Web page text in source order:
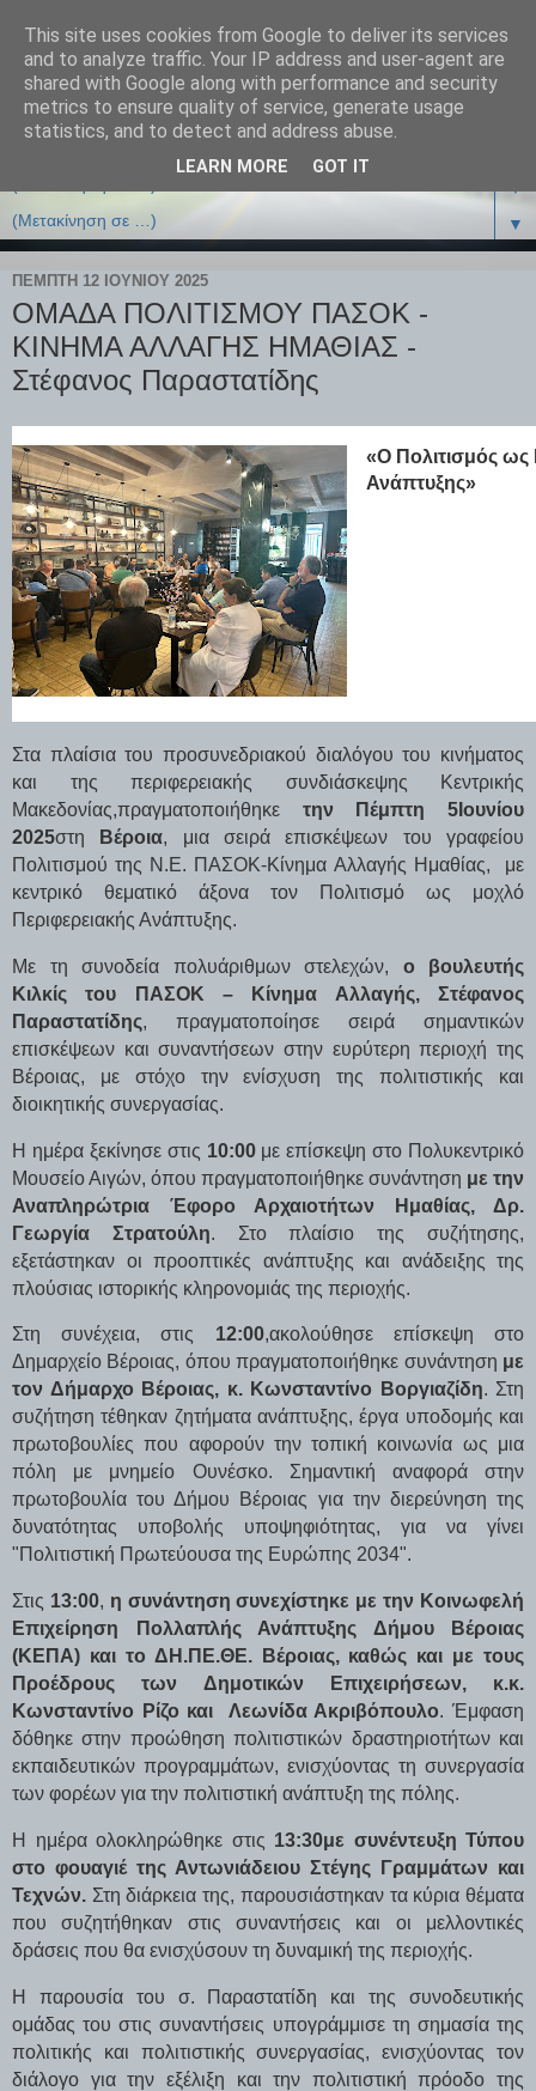
▼
▼
ΠΈΜΠΤΗ 12 ΙΟΥΝΊΟΥ 2025
ΟΜΑΔΑ ΠΟΛΙΤΙΣΜΟΥ ΠΑΣΟΚ -
ΚΙΝΗΜΑ ΑΛΛΑΓΗΣ ΗΜΑΘΙΑΣ -
Στέφανος Παραστατίδης
«Ο Πολιτισμός ως
Ανάπτυξης»
Στα πλαίσια του προσυνεδριακού διαλόγου του κινήματος
και της περιφερειακής συνδιάσκεψης Κεντρικής
Μακεδονίας,πραγματοποιήθηκε την Πέμπτη 5Ιουνίου
2025στη Βέροια, μια σειρά επισκέψεων του γραφείου
Πολιτισμού της Ν.Ε. ΠΑΣΟΚ-Κίνημα Αλλαγής Ημαθίας,
με
κεντρικό θεματικό άξονα τον Πολιτισμό ως μοχλό
Περιφερειακής Ανάπτυξης.
Με τη συνοδεία πολυάριθμων στελεχών, ο βουλευτής
Κιλκίς του ΠΑΣΟΚ – Κίνημα Αλλαγής, Στέφανος
Παραστατίδης, πραγματοποίησε σειρά σημαντικών
επισκέψεων και συναντήσεων στην ευρύτερη περιοχή της
Βέροιας, με στόχο την ενίσχυση της πολιτιστικής και
διοικητικής συνεργασίας.
Η ημέρα ξεκίνησε στις 10:00με επίσκεψη στο Πολυκεντρικό
Μουσείο Αιγών, όπου πραγματοποιήθηκε συνάντηση με την
Αναπληρώτρια Έφορο Αρχαιοτήτων Ημαθίας, Δρ.
Γεωργία Στρατούλη. Στο πλαίσιο της συζήτησης,
εξετάστηκαν οι προοπτικές ανάπτυξης και ανάδειξης της
πλούσιας ιστορικής κληρονομιάς της περιοχής.
Στη συνέχεια, στις 12:00,ακολούθησε επίσκεψη στο
Δημαρχείο Βέροιας, όπου πραγματοποιήθηκε συνάντηση με
τον Δήμαρχο Βέροιας, κ. Κωνσταντίνο Βοργιαζίδη. Στη
συζήτηση τέθηκαν ζητήματα ανάπτυξης, έργα υποδομής και
πρωτοβουλίες που αφορούν την τοπική κοινωνία ως μια
πόλη με μνημείο Ουνέσκο. Σημαντική αναφορά στην
πρωτοβουλία του Δήμου Βέροιας για την διερεύνηση της
δυνατότητας υποβολής υποψηφιότητας, για να γίνει
"Πολιτιστική Πρωτεύουσα της Ευρώπης 2034".
Στις 13:00, η συνάντηση συνεχίστηκε με την Κοινωφελή
Επιχείρηση Πολλαπλής Ανάπτυξης Δήμου Βέροιας
(ΚΕΠΑ) και το ΔΗ.ΠΕ.ΘΕ. Βέροιας, καθώς και με τους
Προέδρους των Δημοτικών Επιχειρήσεων, κ.κ.
Κωνσταντίνο Ρίζο και
Λεωνίδα Ακριβόπουλο. Έμφαση
δόθηκε στην προώθηση πολιτιστικών δραστηριοτήτων και
εκπαιδευτικών προγραμμάτων, ενισχύοντας τη συνεργασία
των φορέων για την πολιτιστική ανάπτυξη της πόλης.
Η ημέρα ολοκληρώθηκε στις 13:30με συνέντευξη Τύπου
στο φουαγιέ της Αντωνιάδειου Στέγης Γραμμάτων και
Τεχνών. Στη διάρκεια της, παρουσιάστηκαν τα κύρια θέματα
που συζητήθηκαν στις συναντήσεις και οι μελλοντικές
δράσεις που θα ενισχύσουν τη δυναμική της περιοχής.
Η παρουσία του σ. Παραστατίδη και της συνοδευτικής
ομάδας του στις συναντήσεις υπογράμμισε τη σημασία της
πολιτικής και πολιτιστικής συνεργασίας, ενισχύοντας τον
διάλογο για την εξέλιξη και την πολιτιστική πρόοδο της
This site uses cookies from Google to deliver its services
and to analyze traffic. Your IP address and user-agent are
shared with Google along with performance and security
metrics to ensure quality of service, generate usage
statistics, and to detect and address abuse.
LEARN MORE GOT IT